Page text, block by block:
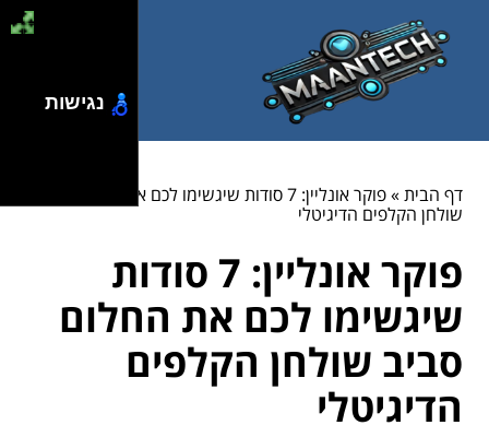
דף הבית»
פוקר אונליין: 7 סודות שיגשימו לכם את החלום סביב
שולחן הקלפים הדיגיטלי
פוקר אונליין: 7 סודות
שיגשימו לכם את החלום
סביב שולחן הקלפים
הדיגיטלי
נגישות